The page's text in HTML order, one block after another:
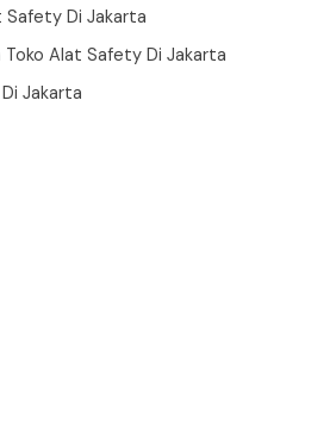
Safety Di Jakarta
Toko Alat Safety Di Jakarta
Jakarta